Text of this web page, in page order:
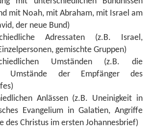
mit Noah, mit Abraham, mit Israel am
der neue Bund)
Adressaten (z.B. Israel,
gemischte Gruppen)
Umständen (z.B. die
Umstände der Empfänger des
Anlässen (z.B. Uneinigkeit in
Evangelium in Galatien, Angriffe
des Christus im ersten Johannesbrief)